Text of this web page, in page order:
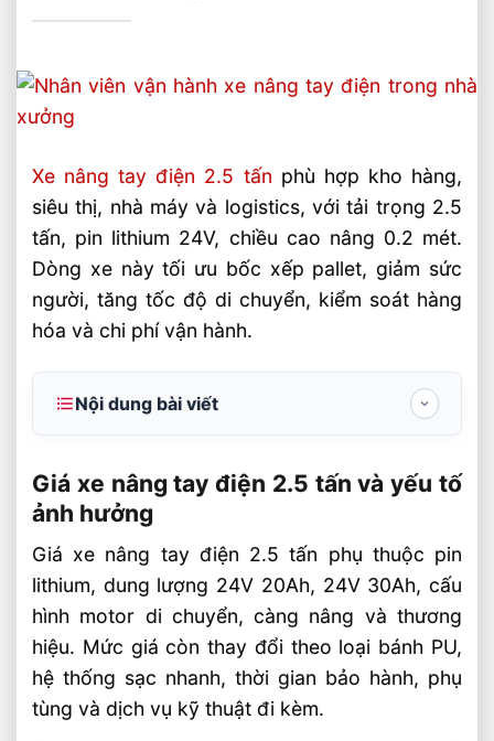
Xe nâng tay điện 2.5 tấn phù hợp kho hàng,
siêu thị, nhà máy và logistics, với tải trọng 2.5
tấn, pin lithium 24V, chiều cao nâng 0.2 mét.
Dòng xe này tối ưu bốc xếp pallet, giảm sức
người, tăng tốc độ di chuyển, kiểm soát hàng
hóa và chi phí vận hành.
Nội dung bài viết
hưởng
Thông số kỹ thuật cần xem trước khi
mua
Nhóm khách hàng phù hợp và cách chọn
xe
Vì sao xe nâng tay điện 2.5 tấn được ưu
tiên trong kho hàng
Ưu điểm vận hành thực tế
Giá xe nâng tay điện 2.5 tấn và yếu tố
ảnh hưởng
Giá xe nâng tay điện 2.5 tấn phụ thuộc pin
lithium, dung lượng 24V 20Ah, 24V 30Ah, cấu
hình motor di chuyển, càng nâng và thương
hiệu. Mức giá còn thay đổi theo loại bánh PU,
hệ thống sạc nhanh, thời gian bảo hành, phụ
tùng và dịch vụ kỹ thuật đi kèm.